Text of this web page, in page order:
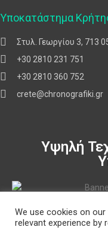
Υποκατάστημα
Στυλ. Γεωργίου 3, 713
+30 2810 231 751
+30 2810 360 752
crete@chronografiki.gr
Υψηλή
We use cookies on
relevant experience by